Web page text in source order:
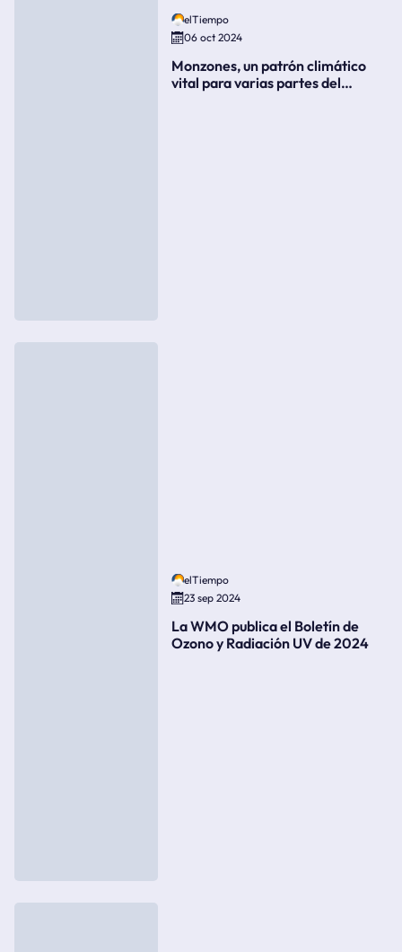
elTiempo
06 oct 2024
Monzones, un patrón climático
vital para varias partes del
elTiempo
23 sep 2024
La WMO publica el Boletín de
Ozono y Radiación UV de 2024